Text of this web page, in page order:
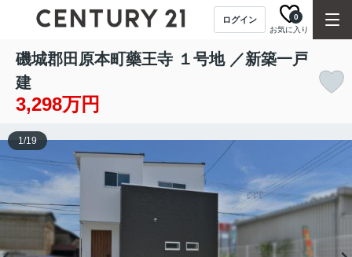
ログイン
お気に入り
0
磯城郡田原本町藥王寺 １号地 ／新築一戸
建
3,298万円
1/19